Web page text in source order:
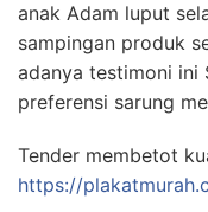
anak Adam luput
sampingan produk
adanya testimoni ini
preferensi sarung
Tender membetot
https://